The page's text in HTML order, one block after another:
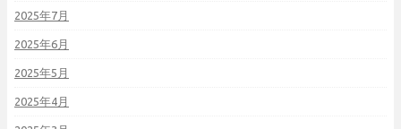
2025年7月
2025年6月
2025年5月
2025年4月